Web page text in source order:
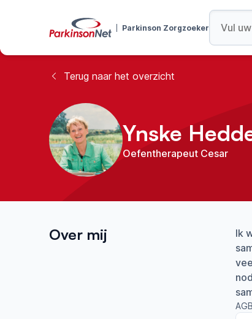
Parkinson Zorgzoeker
Terug naar het overzicht
Ynske
Oefentherapeut Cesar
Over mij
Ik